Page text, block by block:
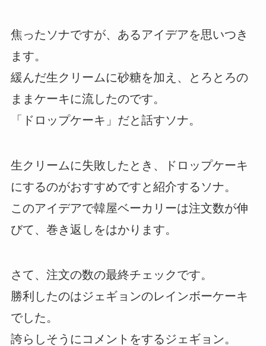
焦ったソナですが、あるアイデアを思いつき
ます。
緩んだ生クリームに砂糖を加え、とろとろの
ままケーキに流したのです。
「ドロップケーキ」だと話すソナ。
生クリームに失敗したとき、ドロップケーキ
にするのがおすすめですと紹介するソナ。
このアイデアで韓屋ベーカリーは注文数が伸
びて、巻き返しをはかります。
さて、注文の数の最終チェックです。
勝利したのはジェギョンのレインボーケーキ
でした。
誇らしそうにコメントをするジェギョン。